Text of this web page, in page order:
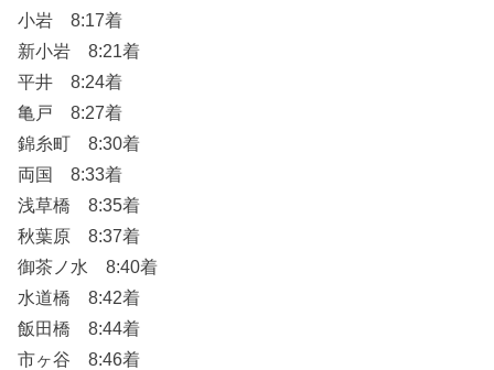
小岩 8:17着
新小岩 8:21着
平井 8:24着
亀戸 8:27着
錦糸町 8:30着
両国 8:33着
浅草橋 8:35着
秋葉原 8:37着
御茶ノ水 8:40着
水道橋 8:42着
飯田橋 8:44着
市ヶ谷 8:46着